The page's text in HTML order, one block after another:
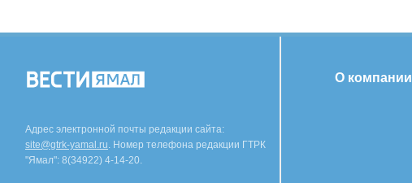
Адрес электронной почты редакции сайта:
site@gtrk-yamal.ru. Номер телефона редакции ГТРК
"Ямал": 8(34922) 4-14-20.
О компании